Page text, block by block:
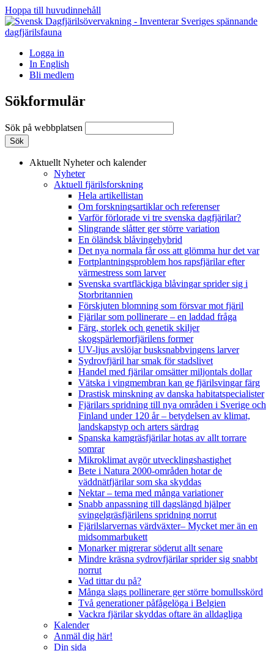
Hoppa till huvudinnehåll
Logga in
In English
Bli medlem
Sökformulär
Sök på webbplatsen
Aktuellt Nyheter och kalender
Nyheter
Aktuell fjärilsforskning
Hela artikellistan
Om forskningsartiklar och referenser
Varför förlorade vi tre svenska dagfjärilar?
Slingrande slåtter ger större variation
En öländsk blåvingehybrid
Det nya normala får oss att glömma hur det var
Fortplantningsproblem hos rapsfjärilar efter
värmestress som larver
Svenska svartfläckiga blåvingar sprider sig i
Storbritannien
Förskjuten blomning som försvar mot fjäril
Fjärilar som pollinerare – en laddad fråga
Färg, storlek och genetik skiljer
skogspärlemorfjärilens former
UV-ljus avslöjar busksnabbvingens larver
Sydrovfjäril har smak för stadslivet
Handel med fjärilar omsätter miljontals dollar
Vätska i vingmembran kan ge fjärilsvingar färg
Drastisk minskning av danska habitatspecialister
Fjärilars spridning till nya områden i Sverige och
Finland under 120 år– betydelsen av klimat,
landskapstyp och arters särdrag
Spanska kamgräsfjärilar hotas av allt torrare
somrar
Mikroklimat avgör utvecklingshastighet
Bete i Natura 2000-områden hotar de
väddnätfjärilar som ska skyddas
Nektar – tema med många variationer
Snabb anpassning till dagslängd hjälper
svingelgräsfjärilens spridning norrut
Fjärilslarvernas värdväxter– Mycket mer än en
midsommarbukett
Monarker migrerar söderut allt senare
Mindre kräsna sydrovfjärilar sprider sig snabbt
norrut
Vad tittar du på?
Många slags pollinerare ger större bomullsskörd
Två generationer påfågelöga i Belgien
Vackra fjärilar skyddas oftare än alldagliga
Kalender
Anmäl dig här!
Din sida